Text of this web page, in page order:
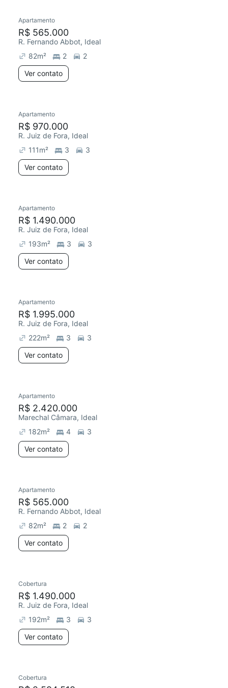
Redecorar
Apartamento
R$ 565.000
R. Fernando Abbot, Ideal
82m² 2
2
Ver contato
Chegou este mês
Apartamento
R$ 970.000
R. Juiz de Fora, Ideal
111m² 3
3
Ver contato
Chegou este mês
Apartamento
R$ 1.490.000
R. Juiz de Fora, Ideal
193m² 3
3
Ver contato
Redecorar
Apartamento
R$ 1.995.000
R. Juiz de Fora, Ideal
222m² 3
3
Ver contato
Redecorar
Apartamento
R$ 2.420.000
Marechal Câmara, Ideal
182m² 4
3
Ver contato
Chegou este mês
Apartamento
R$ 565.000
R. Fernando Abbot, Ideal
82m² 2
2
Ver contato
Cobertura
R$ 1.490.000
R. Juiz de Fora, Ideal
192m² 3
3
Ver contato
Cobertura